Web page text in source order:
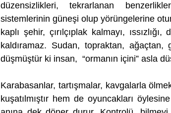
düzensizlikleri, tekrarlanan
sistemlerinin güneşi olup yörüngelerine
kaplı şehir, çırılçıplak kalmayı,
kaldıramaz. Sudan, topraktan,
düşmüştür ki insan,  “ormanın içini” asla
Karabasanlar, tartışmalar, kavgalarla
kuşatılmıştır hem de oyuncakları